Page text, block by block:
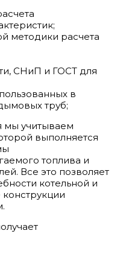
методики расчета
СНиП и ГОСТ для
в
труб;
мы учитываем
выполняется
топлива и
Все это позволяет
котельной и
конструкции